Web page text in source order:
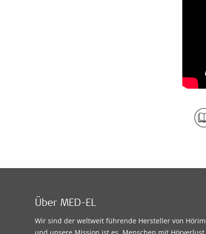
Über MED-EL
Wir sind der weltweit führende Hersteller von